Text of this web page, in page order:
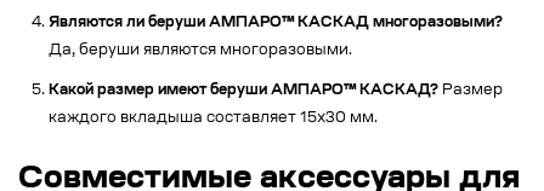
Являются ли беруши АМПАРО™ КАСКАД многоразовыми?
Да, беруши являются многоразовыми.
Какой размер имеют беруши АМПАРО™ КАСКАД? Размер
каждого вкладыша составляет 15х30 мм.
Совместимые аксессуары для